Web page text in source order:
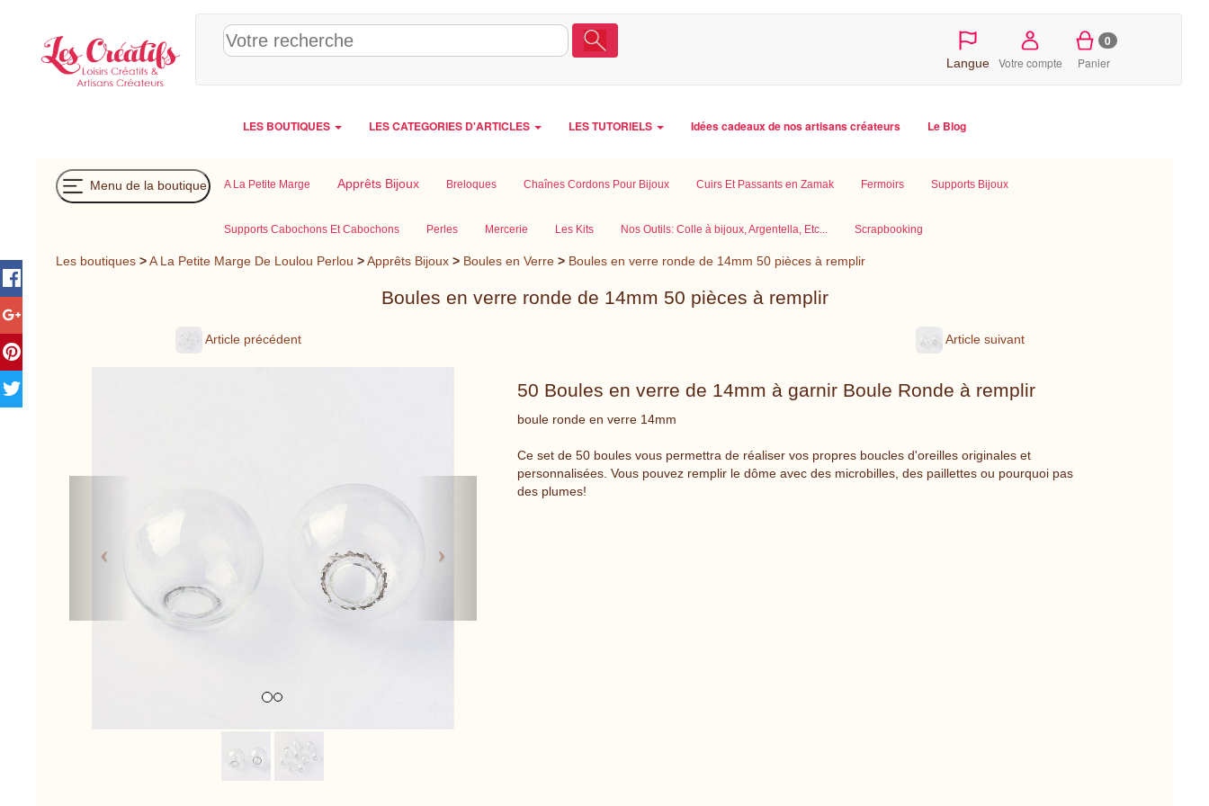
Langue Votre compte
0
Panier
LES BOUTIQUES LES CATEGORIES D'ARTICLES LES TUTORIELS Idées cadeaux de nos artisans créateurs Le Blog
Menu de la boutique A La Petite Marge Apprêts Bijoux Breloques Chaînes Cordons Pour Bijoux Cuirs Et Passants en Zamak Fermoirs Supports Bijoux
Supports Cabochons Et Cabochons Perles Mercerie Les Kits Nos Outils: Colle à bijoux, Argentella, Etc... Scrapbooking
Les boutiques >A La Petite Marge De Loulou Perlou >Apprêts Bijoux > Boules en Verre > Boules en verre ronde de 14mm 50 pièces à remplir
Boules en verre ronde de 14mm 50 pièces à remplir
Article précédent Article suivant
50 Boules en verre de 14mm à garnir Boule Ronde à remplir
boule ronde en verre 14mm
Ce set de 50 boules vous permettra de réaliser vos propres boucles d'oreilles originales et
personnalisées. Vous pouvez remplir le dôme avec des microbilles, des paillettes ou pourquoi pas
des plumes!